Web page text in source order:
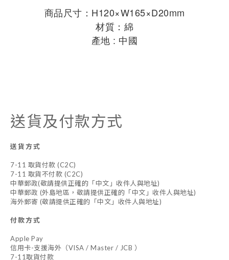
商品尺寸： H120×W165×D20mm
材質：綿
產地 : 中國
送貨及付款方式
送貨方式
7-11 取貨付款 (C2C)
7-11 取貨不付款 (C2C)
中華郵政(敬請提供正確的「中文」收件人與地址)
中華郵政 (外島地區，敬請提供正確的「中文」收件人與地址)
海外郵寄 (敬請提供正確的「中文」收件人與地址)
付款方式
Apple Pay
信用卡-支援海外（VISA / Master / JCB ）
7-11取貨付款